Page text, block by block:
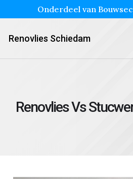
Onderdeel van
Renovlies Schiedam
Renovlies Vs